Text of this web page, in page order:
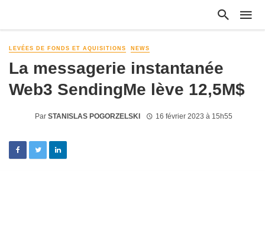
LEVÉES DE FONDS ET AQUISITIONS NEWS
La messagerie instantanée
Web3 SendingMe lève 12,5M$
Par STANISLAS POGORZELSKI 16 février 2023 à 15h55